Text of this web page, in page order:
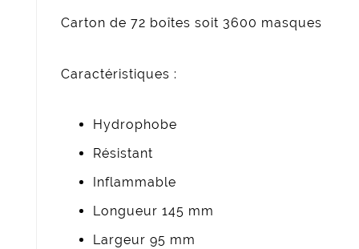
Carton de 72 boîtes soit 3600 masques
Caractéristiques :
Hydrophobe
Résistant
Inflammable
Longueur 145 mm
Largeur 95 mm